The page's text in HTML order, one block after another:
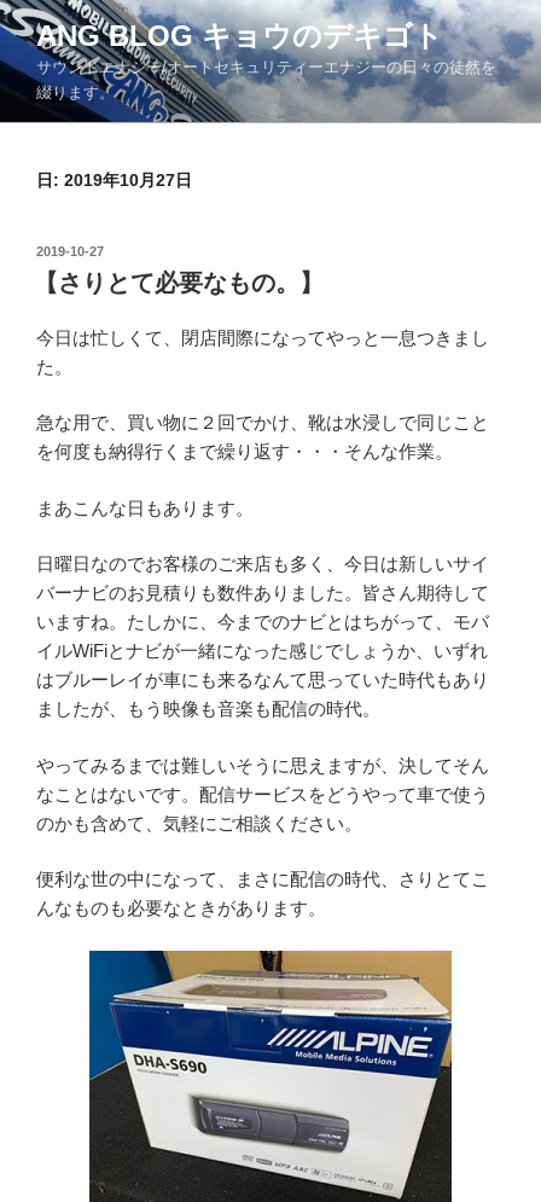
コ
ン
テ
ツ
ANG BLOG キョウのデキゴト
サウンドエナジー/オートセキュリティーエナジーの日々の徒然を
綴ります。
日: 2019年10月27日
投
稿
日:
2019-10-27
【さりとて必要なもの。】
今日は忙しくて、閉店間際になってやっと一息つきまし
た。
急な用で、買い物に２回でかけ、靴は水浸しで同じこと
を何度も納得行くまで繰り返す・・・そんな作業。
まあこんな日もあります。
日曜日なのでお客様のご来店も多く、今日は新しいサイ
バーナビのお見積りも数件ありました。皆さん期待して
いますね。たしかに、今までのナビとはちがって、モバ
イルWiFiとナビが一緒になった感じでしょうか、いずれ
はブルーレイが車にも来るなんて思っていた時代もあり
ましたが、もう映像も音楽も配信の時代。
やってみるまでは難しいそうに思えますが、決してそん
なことはないです。配信サービスをどうやって車で使う
のかも含めて、気軽にご相談ください。
便利な世の中になって、まさに配信の時代、さりとてこ
んなものも必要なときがあります。